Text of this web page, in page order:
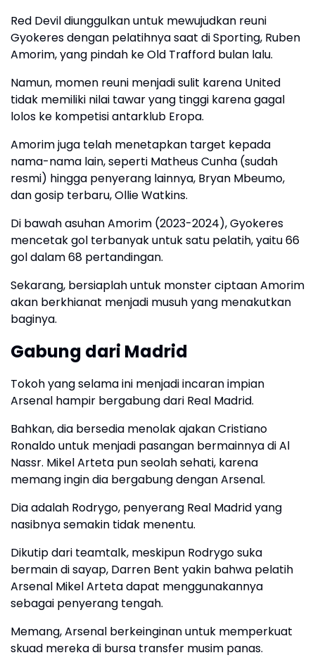
Red Devil diunggulkan untuk mewujudkan reuni
Gyokeres dengan pelatihnya saat di Sporting, Ruben
Amorim, yang pindah ke Old Trafford bulan lalu.
Namun, momen reuni menjadi sulit karena United
tidak memiliki nilai tawar yang tinggi karena gagal
lolos ke kompetisi antarklub Eropa.
Amorim juga telah menetapkan target kepada
nama-nama lain, seperti Matheus Cunha (sudah
resmi) hingga penyerang lainnya, Bryan Mbeumo,
dan gosip terbaru, Ollie Watkins.
Di bawah asuhan Amorim (2023-2024), Gyokeres
mencetak gol terbanyak untuk satu pelatih, yaitu 66
gol dalam 68 pertandingan.
Sekarang, bersiaplah untuk monster ciptaan Amorim
akan berkhianat menjadi musuh yang menakutkan
baginya.
Gabung dari Madrid
Tokoh yang selama ini menjadi incaran impian
Arsenal hampir bergabung dari Real Madrid.
Bahkan, dia bersedia menolak ajakan Cristiano
Ronaldo untuk menjadi pasangan bermainnya di Al
Nassr. Mikel Arteta pun seolah sehati, karena
memang ingin dia bergabung dengan Arsenal.
Dia adalah Rodrygo, penyerang Real Madrid yang
nasibnya semakin tidak menentu.
Dikutip dari teamtalk, meskipun Rodrygo suka
bermain di sayap, Darren Bent yakin bahwa pelatih
Arsenal Mikel Arteta dapat menggunakannya
sebagai penyerang tengah.
Memang, Arsenal berkeinginan untuk memperkuat
skuad mereka di bursa transfer musim panas.